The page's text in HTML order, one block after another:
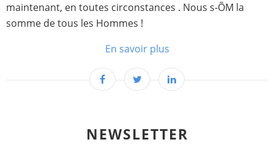
maintenant, en toutes circonstances . Nous s-ÕM la
somme de tous les Hommes !
En savoir plus
NEWSLETTER